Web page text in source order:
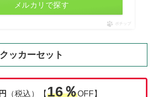
メルカリで探す
ポチップ
ッカーセット
（税込）【16％OFF】